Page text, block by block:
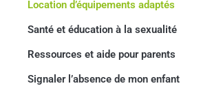
Location d’équipements adaptés
Santé et éducation à la sexualité
Ressources et aide pour parents
Signaler l’absence de mon enfant